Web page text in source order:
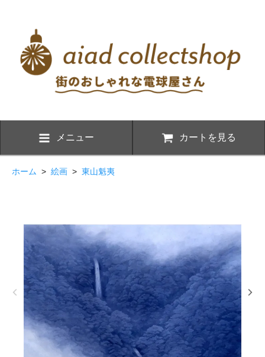
メニュー カートを見る
ホーム > 絵画 > 東山魁夷